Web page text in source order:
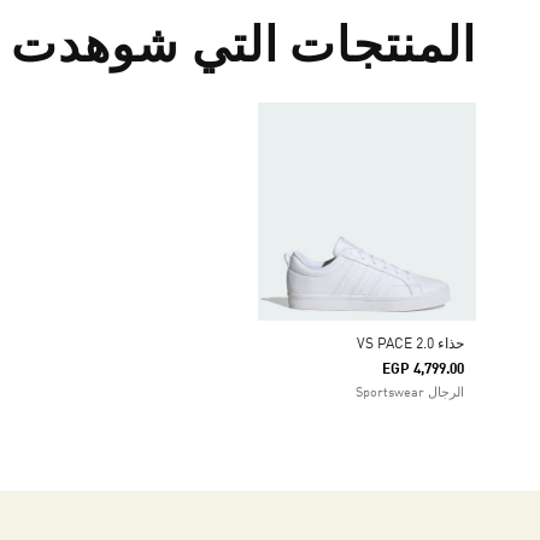
المنتجات التي شوهدت
حذاء VS PACE 2.0
EGP 4,799.00
الرجال Sportswear